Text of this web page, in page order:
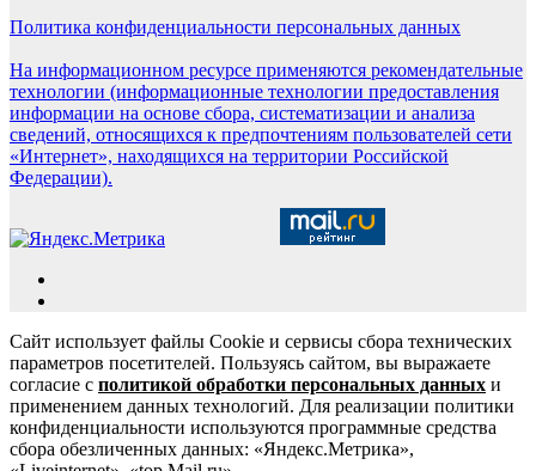
Политика конфиденциальности персональных данных
На информационном ресурсе применяются рекомендательные
технологии (информационные технологии предоставления
информации на основе сбора, систематизации и анализа
сведений, относящихся к предпочтениям пользователей сети
«Интернет», находящихся на территории Российской
Федерации).
Сайт использует файлы Cookie и сервисы сбора технических
параметров посетителей. Пользуясь сайтом, вы выражаете
согласие с политикой обработки персональных данных и
применением данных технологий. Для реализации политики
конфиденциальности используются программные средства
сбора обезличенных данных: «Яндекс.Метрика»,